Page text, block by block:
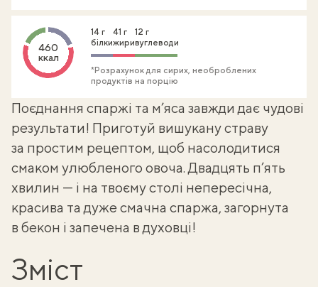
460
ккал
14 г
білки
41 г
жири
12 г
вуглеводи
*Розрахунок для сирих, необроблених
продуктів на порцію
Поєднання спаржі та м’яса завжди дає чудові
результати! Приготуй вишукану страву
за простим рецептом, щоб насолодитися
смаком улюбленого овоча. Двадцять п’ять
хвилин — і на твоєму столі непересічна,
красива та дуже смачна спаржа, загорнута
в бекон і запечена в духовці!
Зміст